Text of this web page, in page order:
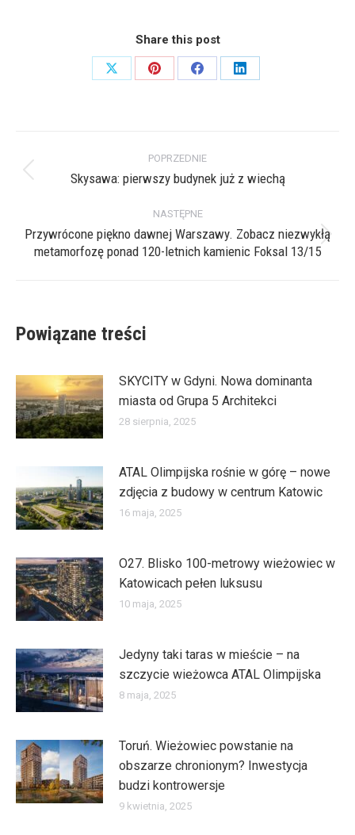
Share this post
Share
Share
Share
Share
wpisów
POPRZEDNIE
Poprzedni
Skysawa: pierwszy budynek już z wiechą
NASTĘPNE
Następny
Przywrócone piękno dawnej Warszawy. Zobacz niezwykłą
metamorfozę ponad 120-letnich kamienic Foksal 13/15
Powiązane treści
SKYCITY w Gdyni. Nowa dominanta
miasta od Grupa 5 Architekci
28 sierpnia, 2025
ATAL Olimpijska rośnie w górę – nowe
zdjęcia z budowy w centrum Katowic
16 maja, 2025
O27. Blisko 100-metrowy wieżowiec w
Katowicach pełen luksusu
10 maja, 2025
Jedyny taki taras w mieście – na
szczycie wieżowca ATAL Olimpijska
8 maja, 2025
Toruń. Wieżowiec powstanie na
obszarze chronionym? Inwestycja
budzi kontrowersje
9 kwietnia, 2025